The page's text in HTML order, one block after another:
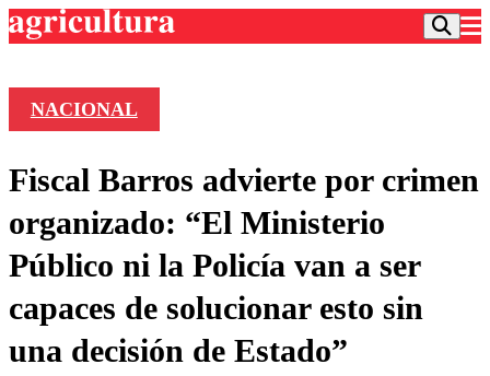
Frecuencias
Agricultura TV
Deportes
Colo Colo
Motor
Otros Deportes
Seleccion Chilena
Entretención
Noticias
Dato Practico
Economía
Vida Social
Publicaciones en medios
NACIONAL
Fiscal Barros advierte por crimen
organizado: “El Ministerio
Público ni la Policía van a ser
capaces de solucionar esto sin
una decisión de Estado”